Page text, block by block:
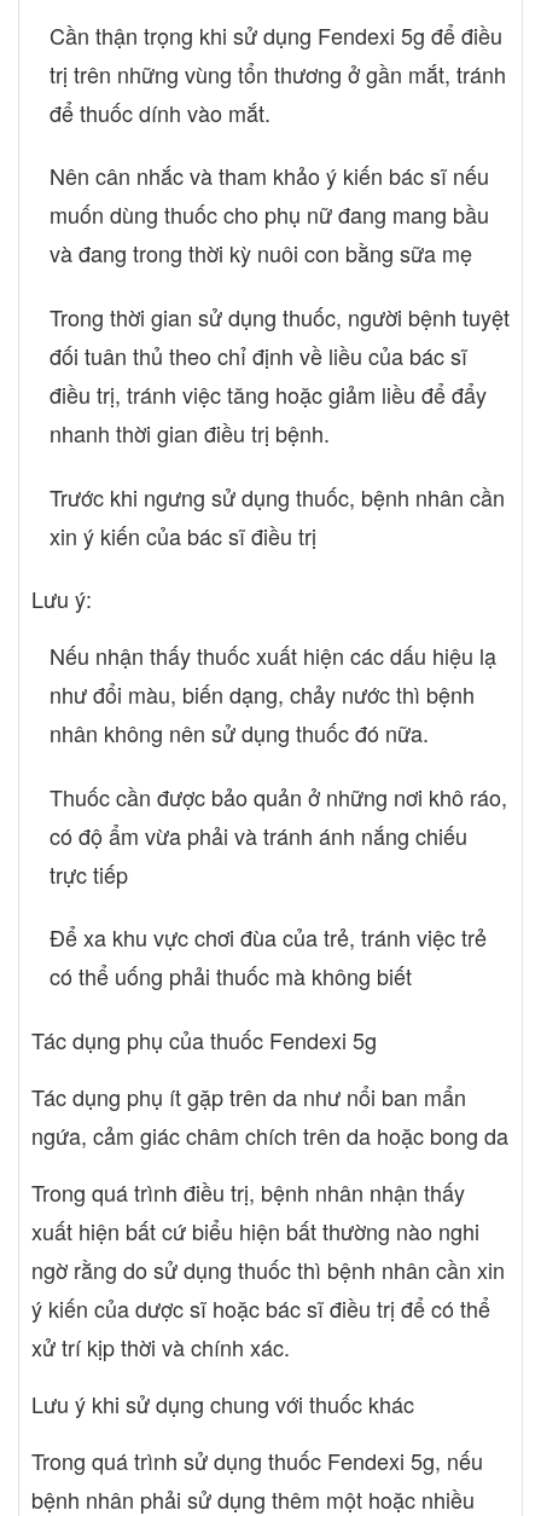
Cần thận trọng khi sử dụng Fendexi 5g để điều
trị trên những vùng tổn thương ở gần mắt, tránh
để thuốc dính vào mắt.
Nên cân nhắc và tham khảo ý kiến bác sĩ nếu
muốn dùng thuốc cho phụ nữ đang mang bầu
và đang trong thời kỳ nuôi con bằng sữa mẹ
Trong thời gian sử dụng thuốc, người bệnh tuyệt
đối tuân thủ theo chỉ định về liều của bác sĩ
điều trị, tránh việc tăng hoặc giảm liều để đẩy
nhanh thời gian điều trị bệnh.
Trước khi ngưng sử dụng thuốc, bệnh nhân cần
xin ý kiến của bác sĩ điều trị
Lưu ý:
Nếu nhận thấy thuốc xuất hiện các dấu hiệu lạ
như đổi màu, biến dạng, chảy nước thì bệnh
nhân không nên sử dụng thuốc đó nữa.
Thuốc cần được bảo quản ở những nơi khô ráo,
có độ ẩm vừa phải và tránh ánh nắng chiếu
trực tiếp
Để xa khu vực chơi đùa của trẻ, tránh việc trẻ
có thể uống phải thuốc mà không biết
Tác dụng phụ của thuốc Fendexi 5g
Tác dụng phụ ít gặp trên da như nổi ban mẩn
ngứa, cảm giác châm chích trên da hoặc bong da
Trong quá trình điều trị, bệnh nhân nhận thấy
xuất hiện bất cứ biểu hiện bất thường nào nghi
ngờ rằng do sử dụng thuốc thì bệnh nhân cần xin
ý kiến của dược sĩ hoặc bác sĩ điều trị để có thể
xử trí kịp thời và chính xác.
Lưu ý khi sử dụng chung với thuốc khác
Trong quá trình sử dụng thuốc Fendexi 5g, nếu
bệnh nhân phải sử dụng thêm một hoặc nhiều